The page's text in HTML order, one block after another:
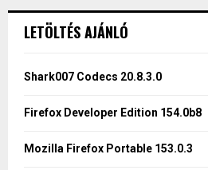
h
o
:
LETÖLTÉS AJÁNLÓ
Shark007 Codecs 20.8.3.0
Firefox Developer Edition 154.0b8
Mozilla Firefox Portable 153.0.3